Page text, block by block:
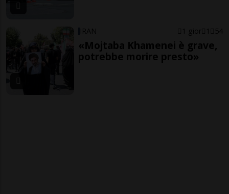
IRAN 1 gior 1 54
«Mojtaba Khamenei è grave,
potrebbe morire presto»